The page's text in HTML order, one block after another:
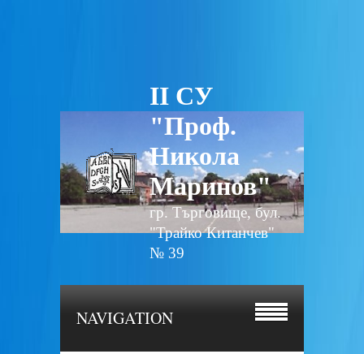
II СУ
"Проф.
Никола
Маринов"
гр. Търговище, бул.
"Трайко Китанчев"
№ 39
NAVIGATION